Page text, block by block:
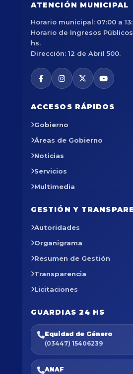
ATENCIÓN MUNICIPAL
Horario municipal: 07:00 a
Horario de Ingresos
hs.
Dirección: 12 de Abril 500.
ACCESOS RÁPIDOS
Gobierno
Áreas de Gobierno
Noticias
Servicios
Multimedia
GESTIÓN Y
Autoridades
Organigrama
Resumen de Gestión
Transparencia
Licitaciones
GUARDIAS 24 HS
Equidad de Género
(03447) 15406239
ANAF